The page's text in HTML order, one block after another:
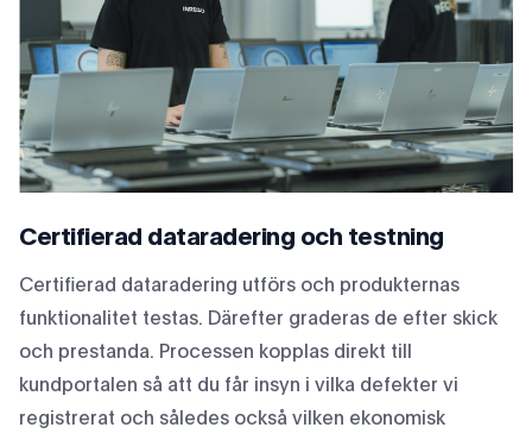
Certifierad dataradering och testning
Certifierad dataradering utförs och produkternas
funktionalitet testas. Därefter graderas de efter skick
och prestanda. Processen kopplas direkt till
kundportalen så att du får insyn i vilka defekter vi
registrerat och således också vilken ekonomisk